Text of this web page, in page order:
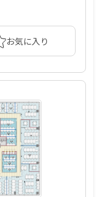
お気に入り